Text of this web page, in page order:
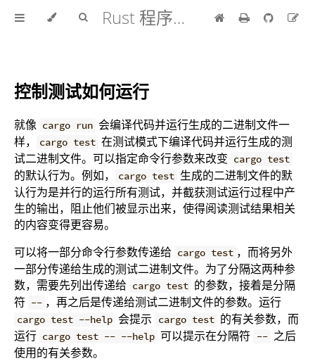
Rust 程序设计语言 中文版
控制测试如何运行
就像 cargo run 会编译代码并运行生成的二进制文件一
样，
cargo test 在测试模式下编译代码并运行生成的测
试二进制文件。可以指定命令行参数来改变 cargo test
的默认行为。例如， cargo test 生成的二进制文件的默
认行为是并行的运行所有测试，并截获测试运行过程中产
生的输出，阻止他们被显示出来，使得阅读测试结果相关
的内容变得更容易。
可以将一部分命令行参数传递给 cargo test ，而将另外
一部分传递给生成的测试二进制文件。为了分隔这两种参
数，需要先列出传递给 cargo test 的参数，接着是分隔
符 -- ，再之后是传递给测试二进制文件的参数。运行
cargo test --help 会提示 cargo test 的有关参数，而
运行 cargo test -- --help 可以提示在分隔符 -- 之后
使用的有关参数。